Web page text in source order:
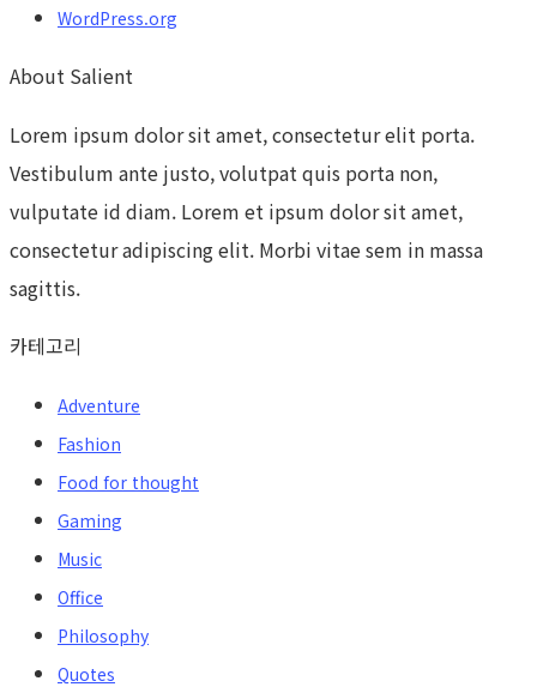
WordPress.org
About Salient
Lorem ipsum dolor sit amet, consectetur elit porta.
Vestibulum ante justo, volutpat quis porta non,
vulputate id diam. Lorem et ipsum dolor sit amet,
consectetur adipiscing elit. Morbi vitae sem in massa
sagittis.
카테고리
Adventure
Fashion
Food for thought
Gaming
Music
Office
Philosophy
Quotes